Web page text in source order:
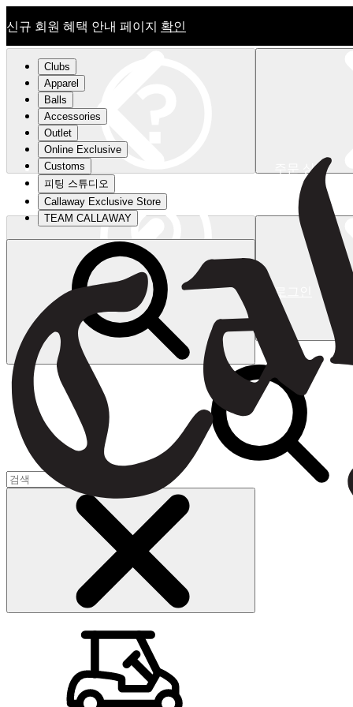
신규 회원 혜택 안내 페이지 확인
신규 회원 혜택 안내 페이지확인
주문 상태
로그인
장바구니
Clubs
Apparel
Balls
Accessories
Outlet
Online Exclusive
Customs
피팅 스튜디오
Callaway Exclusive Store
TEAM CALLAWAY